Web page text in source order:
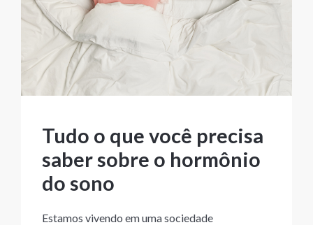
Tudo o que você precisa
saber sobre o hormônio
do sono
Estamos vivendo em uma sociedade